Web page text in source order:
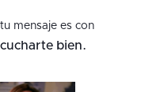
mensaje es con
bien.